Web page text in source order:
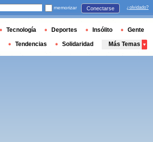
memorizar Conectarse ¿olvidado?
Tecnología Deportes Insólito Gente
Tendencias Solidaridad Más Temas